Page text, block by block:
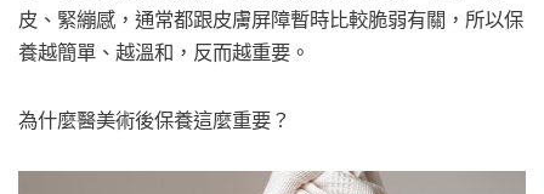
皮、緊繃感，通常都跟皮膚屏障暫時比較脆弱有關，所以保
養越簡單、越溫和，反而越重要。
為什麼醫美術後保養這麼重要？